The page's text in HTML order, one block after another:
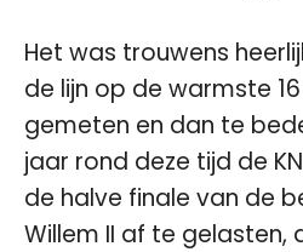
Het was trouwens
de lijn op de warmste
gemeten en dan te
jaar rond deze tijd de
de halve finale van de
Willem II af te gelasten,